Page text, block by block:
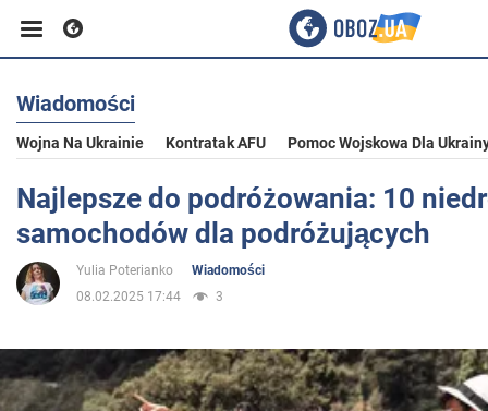
Biznes
Sport
Rozrywka
Polityka
Wiadomości
Wojna Na Ukrainie Kontratak AFU Pomoc Wojskowa Dla
Najlepsze do podróżowania: 10
samochodów dla podróżujących
Yulia Poterianko
Wiadomości
08.02.2025 17:44
3